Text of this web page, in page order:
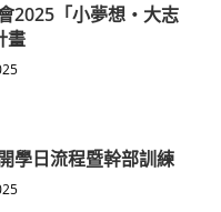
2025「小夢想‧大志
畫
學日流程暨幹部訓練